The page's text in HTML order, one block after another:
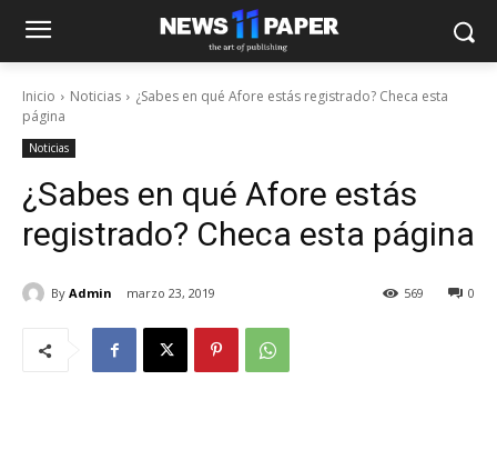
Inicio Noticias
¿Sabes en qué Afore estás registrado? Checa esta
página
Noticias
¿Sabes en qué Afore estás
registrado? Checa esta página
By Admin marzo 23, 2019 0
569